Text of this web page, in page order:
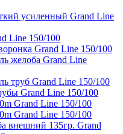
усиленный Grand Line
Line 150/100
Grand Line 150/100
желоба Grand Line
труб Grand Line 150/100
Grand Line 150/100
Grand Line 150/100
Grand Line 150/100
внешний 135гр. Grand